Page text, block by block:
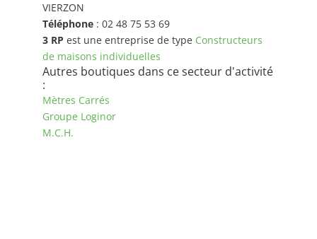
VIERZON
Téléphone: 02 48 75 53 69
3 RP est une entreprise de type Constructeurs
de maisons individuelles
Autres boutiques dans ce secteur d'activité
:
Mètres Carrés
Groupe Loginor
M.C.H.